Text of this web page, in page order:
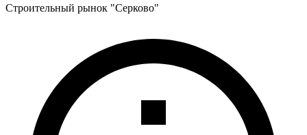
Строительный рынок "Серково"